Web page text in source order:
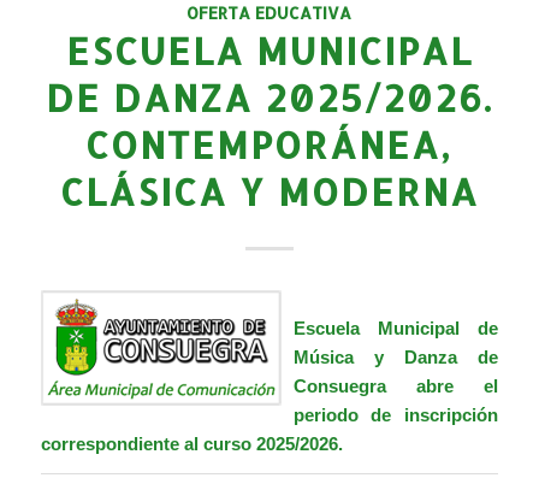
OFERTA EDUCATIVA
ESCUELA MUNICIPAL
DE DANZA 2025/2026.
CONTEMPORÁNEA,
CLÁSICA Y MODERNA
Escuela Municipal de
Música y Danza de
Consuegra abre el
periodo de inscripción
correspondiente al curso 2025/2026.